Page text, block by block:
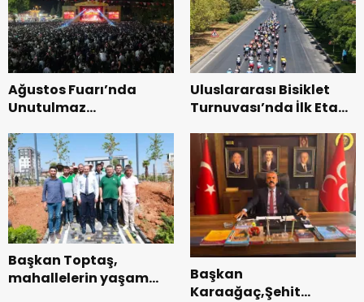
Ağustos Fuarı’nda
Unutulmaz
Uluslararası Bisiklet
Turnuvası’nda İlk Etap
Tamamlandı.
Başkan Toptaş,
mahallelerin yaşam
Başkan
Karaağaç,Şehit